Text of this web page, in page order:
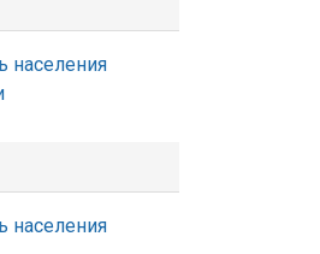
населения
населения